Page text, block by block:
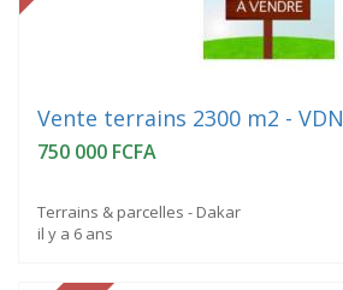
Vente terrains 2300 m2 - VDN
750 000 FCFA
Terrains & parcelles - Dakar
il y a 6 ans